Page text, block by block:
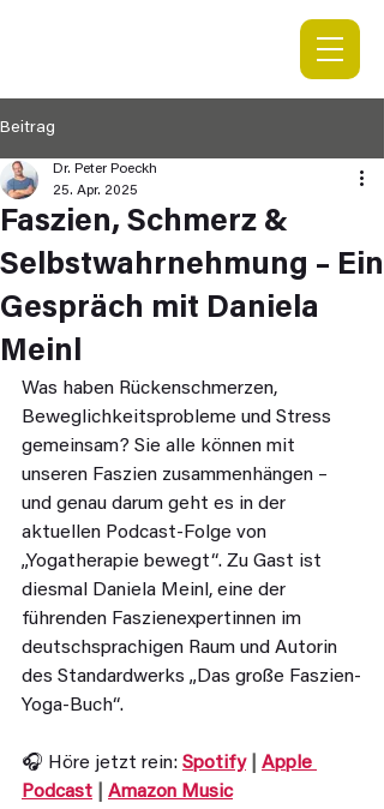
Beitrag
Faszien, Schmerz &
Selbstwahrnehmung – Ein
Gespräch mit Daniela
Meinl
Dr. Peter Poeckh
25. Apr. 2025
Was haben Rückenschmerzen,
Beweglichkeitsprobleme und Stress
gemeinsam? Sie alle können mit
unseren Faszien zusammenhängen –
und genau darum geht es in der
aktuellen Podcast-Folge von
„Yogatherapie bewegt“. Zu Gast ist
diesmal Daniela Meinl, eine der
führenden Faszienexpertinnen im
deutschsprachigen Raum und Autorin
des Standardwerks „Das große Faszien-
Yoga-Buch“.
🎧 Höre jetzt rein: Spotify | Apple
Podcast
Amazon Music